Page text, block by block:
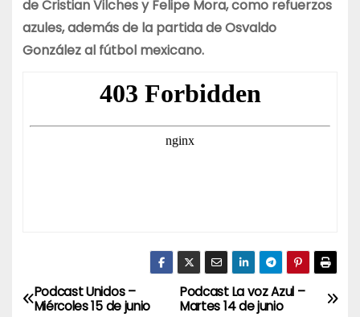
de Cristian Vilches y Felipe Mora, como refuerzos
azules, además de la partida de Osvaldo
González al fútbol mexicano.
N
Podcast La voz Azul –
Martes 14 de junio
Podcast Unidos –
Miércoles 15 de junio